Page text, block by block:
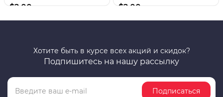
$2.00 $2.00
Хотите быть в курсе всех акций и скидок?
Подпишитесь на нашу рассылку
Подписаться